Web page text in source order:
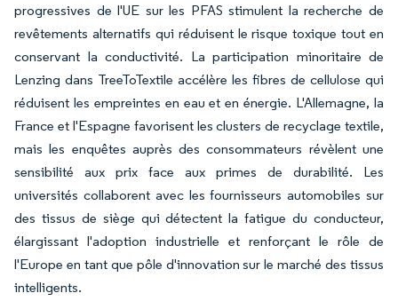
progressives de l'UE sur les PFAS stimulent la recherche de
revêtements alternatifs qui réduisent le risque toxique tout en
conservant la conductivité. La participation minoritaire de
Lenzing dans TreeToTextile accélère les fibres de cellulose qui
réduisent les empreintes en eau et en énergie. L'Allemagne, la
France et l'Espagne favorisent les clusters de recyclage textile,
mais les enquêtes auprès des consommateurs révèlent une
sensibilité aux prix face aux primes de durabilité. Les
universités collaborent avec les fournisseurs automobiles sur
des tissus de siège qui détectent la fatigue du conducteur,
élargissant l'adoption industrielle et renforçant le rôle de
l'Europe en tant que pôle d'innovation sur le marché des tissus
intelligents.